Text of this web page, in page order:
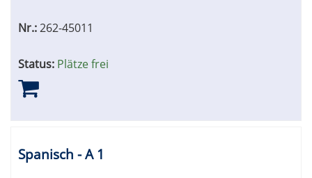
Nr.:262-45011
Status: Plätze frei
Spanisch - A 1